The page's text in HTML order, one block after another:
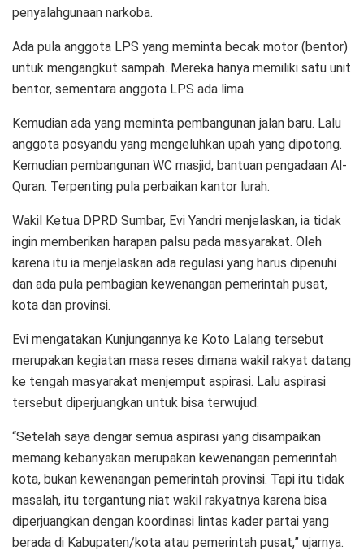
penyalahgunaan narkoba.
Ada pula anggota LPS yang meminta becak motor (bentor)
untuk mengangkut sampah. Mereka hanya memiliki satu unit
bentor, sementara anggota LPS ada lima.
Kemudian ada yang meminta pembangunan jalan baru. Lalu
anggota posyandu yang mengeluhkan upah yang dipotong.
Kemudian pembangunan WC masjid, bantuan pengadaan Al-
Quran. Terpenting pula perbaikan kantor lurah.
Wakil Ketua DPRD Sumbar, Evi Yandri menjelaskan, ia tidak
ingin memberikan harapan palsu pada masyarakat. Oleh
karena itu ia menjelaskan ada regulasi yang harus dipenuhi
dan ada pula pembagian kewenangan pemerintah pusat,
kota dan provinsi.
Evi mengatakan Kunjungannya ke Koto Lalang tersebut
merupakan kegiatan masa reses dimana wakil rakyat datang
ke tengah masyarakat menjemput aspirasi. Lalu aspirasi
tersebut diperjuangkan untuk bisa terwujud.
“Setelah saya dengar semua aspirasi yang disampaikan
memang kebanyakan merupakan kewenangan pemerintah
kota, bukan kewenangan pemerintah provinsi. Tapi itu tidak
masalah, itu tergantung niat wakil rakyatnya karena bisa
diperjuangkan dengan koordinasi lintas kader partai yang
berada di Kabupaten/kota atau pemerintah pusat,” ujarnya.